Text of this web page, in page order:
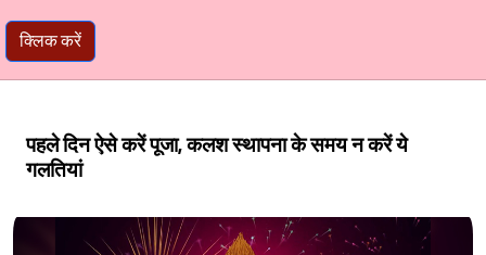
क्लिक करें
पहले दिन ऐसे करें पूजा, कलश स्थापना के समय न करें ये
गलतियां